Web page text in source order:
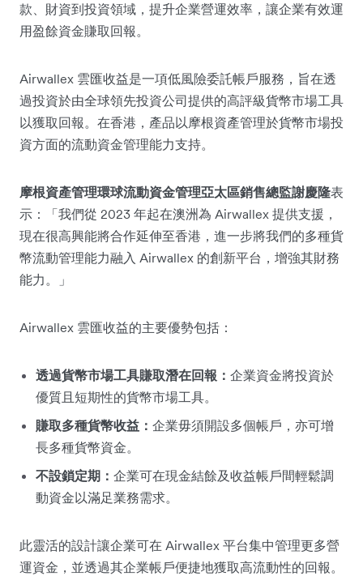
款、財資到投資領域，提升企業營運效率，讓企業有效運
用盈餘資金賺取回報。
Airwallex 雲匯收益是一項低風險委託帳戶服務，旨在透
過投資於由全球領先投資公司提供的高評級貨幣市場工具
以獲取回報。在香港，產品以摩根資產管理於貨幣市場投
資方面的流動資金管理能力支持。
摩根資產管理環球流動資金管理亞太區銷售總監謝慶隆表
示：「我們從 2023 年起在澳洲為 Airwallex 提供支援，
現在很高興能將合作延伸至香港，進一步將我們的多種貨
幣流動管理能力融入 Airwallex 的創新平台，增強其財務
能力。」
Airwallex 雲匯收益的主要優勢包括：
透過貨幣市場工具賺取潛在回報： 企業資金將投資於
優質且短期性的貨幣市場工具。
賺取多種貨幣收益： 企業毋須開設多個帳戶，亦可增
長多種貨幣資金。
不設鎖定期： 企業可在現金結餘及收益帳戶間輕鬆調
動資金以滿足業務需求。
此靈活的設計讓企業可在 Airwallex 平台集中管理更多營
運資金，並透過其企業帳戶便捷地獲取高流動性的回報。